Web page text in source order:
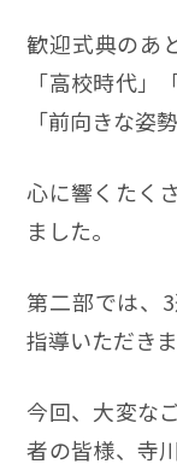
歓迎式典のあ
「高校時代」
「前向きな姿
心に響くたく
ました。
第二部では、
指導いただきま
今回、大変な
者の皆様、寺